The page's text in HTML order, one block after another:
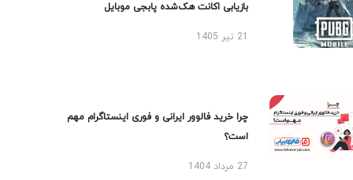
بازیابی اکانت هک‌شده پابجی موبایل
چرا خرید فالوور ایرانی و فوری اینستاگرام مهم
است؟
27 مرداد 1404